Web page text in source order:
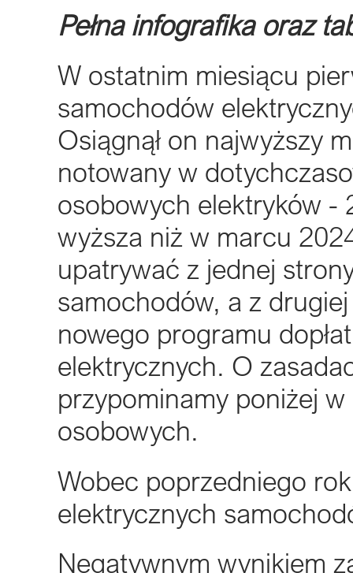
Pełna infografika oraz
W ostatnim miesiącu
samochodów
Osiągnął on najwyższy
notowany w
osobowych elektryków -
wyższa niż w marcu
upatrywać z jednej
samochodów, a z
nowego programu
elektrycznych. O
przypominamy poniżej
osobowych.
Wobec poprzedniego
elektrycznych
Negatywnym wynikiem